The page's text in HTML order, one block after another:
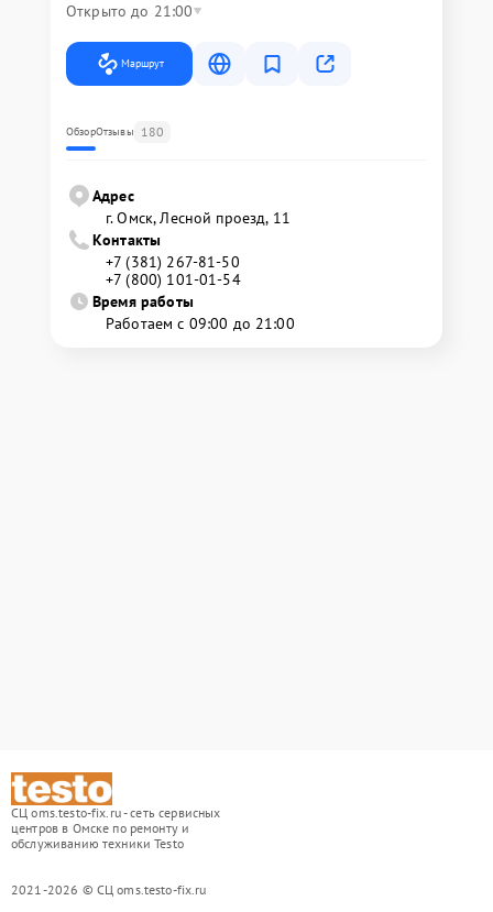
Открыто до 21:00
Маршрут
ОбзорОтзывы 180
Адрес
г. Омск, ​Лесной проезд, 11
Контакты
+7 (381) 267-81-50
+7 (800) 101-01-54
Время работы
Работаем с 09:00 до 21:00
СЦ oms.testo-fix.ru - сеть сервисных
центров в Омске по ремонту и
обслуживанию техники Testo
2021-2026 © СЦ oms.testo-fix.ru